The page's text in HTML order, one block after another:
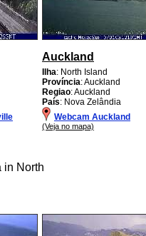
Auckland
Ilha: North Island
Província: Auckland
Regiao: Auckland
País: Nova Zelândia
Webcam Auckland
(Veja no mapa)
in North